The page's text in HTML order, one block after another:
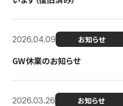
2026.04.09 お知らせ
GW休業のお知らせ
2026.03.26 お知らせ